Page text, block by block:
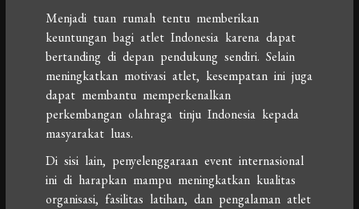
Menjadi tuan rumah tentu memberikan
keuntungan bagi atlet Indonesia karena dapat
bertanding di depan pendukung sendiri. Selain
meningkatkan motivasi atlet, kesempatan ini juga
dapat membantu memperkenalkan
perkembangan olahraga tinju Indonesia kepada
masyarakat luas.
Di sisi lain, penyelenggaraan event internasional
ini di harapkan mampu meningkatkan kualitas
organisasi, fasilitas latihan, dan pengalaman atlet